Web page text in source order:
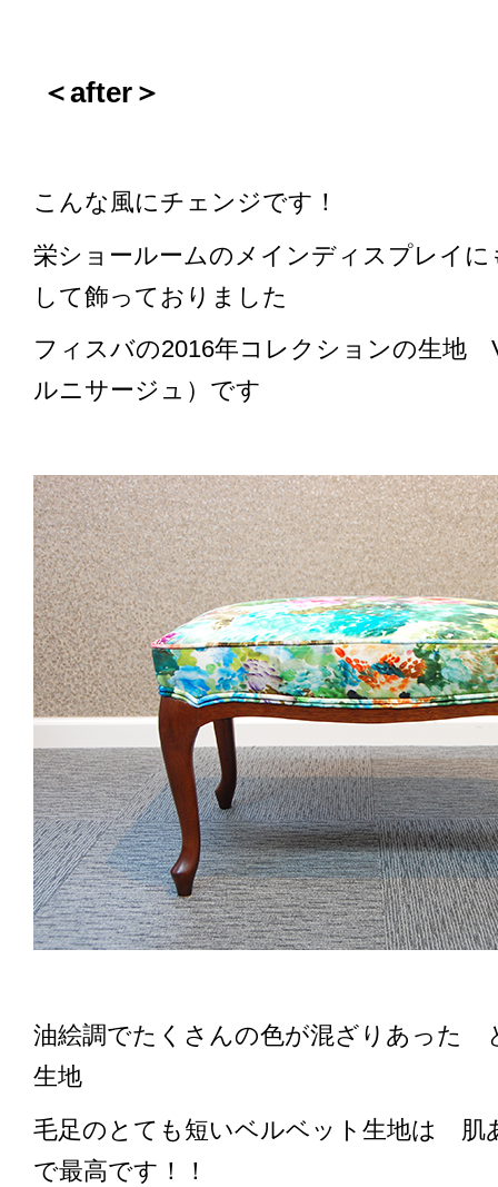
＜after＞
こんな風にチェンジです！
栄ショールームのメインディスプレイ
して飾っておりました
フィスバの2016年コレクションの生地
ルニサージュ）です
油絵調でたくさんの色が混ざりあった
生地
毛足のとても短いベルベット生地は 肌
で最高です！！